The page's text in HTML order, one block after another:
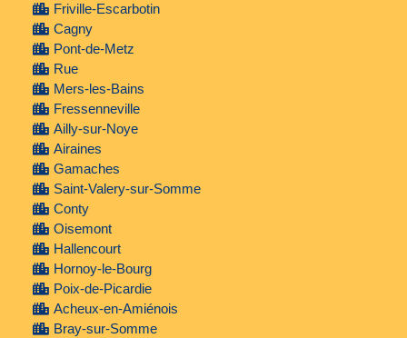
Friville-Escarbotin
Cagny
Pont-de-Metz
Rue
Mers-les-Bains
Fressenneville
Ailly-sur-Noye
Airaines
Gamaches
Saint-Valery-sur-Somme
Conty
Oisemont
Hallencourt
Hornoy-le-Bourg
Poix-de-Picardie
Acheux-en-Amiénois
Bray-sur-Somme